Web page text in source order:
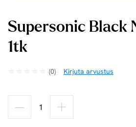
Supersonic Black
1tk
(0) Kirjuta arvustus